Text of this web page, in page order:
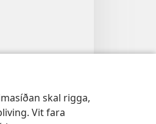
skal rigga,
Vit fara